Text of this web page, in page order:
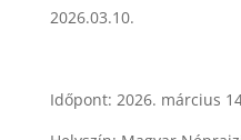
2026.03.10.
Időpont: 2026. március